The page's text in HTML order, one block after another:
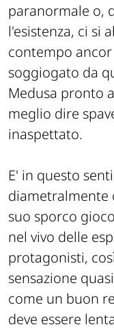
paranormale o,
l'esistenza, ci si
contempo
soggiogato da
Medusa pronto
meglio dire
inaspettato.
E' in questo
diametralmente
suo sporco
nel vivo delle
protagonisti,
sensazione
come un buon
deve essere